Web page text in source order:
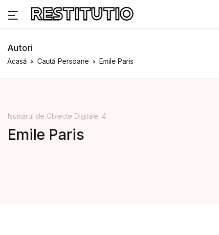
Autori
Acasă Caută Persoane Emile Paris
Numărul de Obiecte Digitale: 4
Emile Paris